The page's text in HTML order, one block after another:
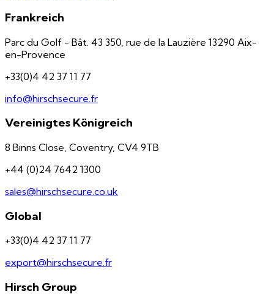
Frankreich
Parc du Golf - Bât. 43 350, rue de la Lauzière 13290 Aix-
en-Provence
+33(0)4 42 37 11 77
info@hirschsecure.fr
Vereinigtes Königreich
8 Binns Close, Coventry, CV4 9TB
+44 (0)24 7642 1300
sales@hirschsecure.co.uk
Global
+33(0)4 42 37 11 77
export@hirschsecure.fr
Hirsch Group